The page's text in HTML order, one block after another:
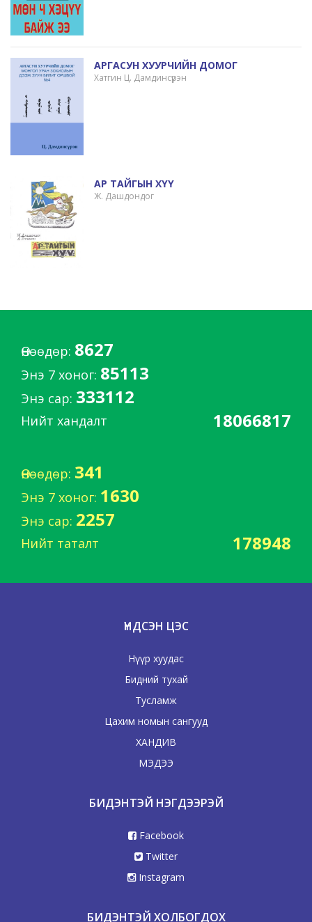
АРГАСУН ХУУРЧИЙН ДОМОГ
Хатгин Ц. Дамдинсүрэн
АР ТАЙГЫН ХҮҮ
Ж. Дашдондог
Өнөөдөр: 8627
Энэ 7 хоног: 85113
Энэ сар: 333112
Нийт хандалт 18066817
Өнөөдөр: 341
Энэ 7 хоног: 1630
Энэ сар: 2257
Нийт таталт 178948
ҮНДСЭН ЦЭС
Нүүр хуудас
Бидний тухай
Тусламж
Цахим номын сангууд
ХАНДИВ
МЭДЭЭ
БИДЭНТЭЙ НЭГДЭЭРЭЙ
Facebook
Twitter
Instagram
БИДЭНТЭЙ ХОЛБОГДОХ